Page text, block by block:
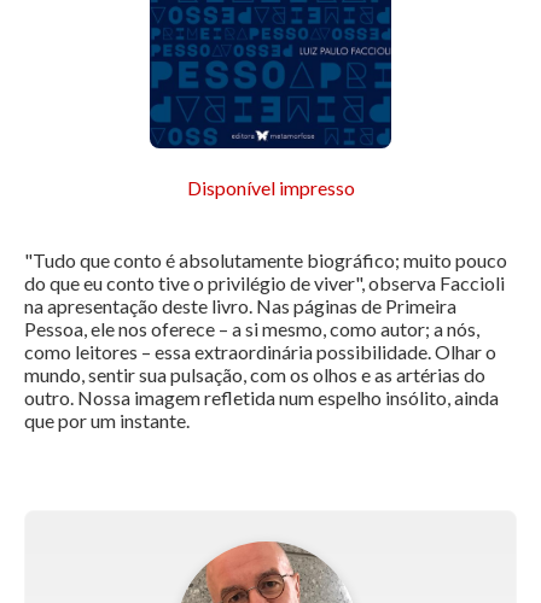
Disponível impresso
"Tudo que conto é absolutamente biográfico; muito pouco
do que eu conto tive o privilégio de viver", observa Faccioli
na apresentação deste livro. Nas páginas de Primeira
Pessoa, ele nos oferece – a si mesmo, como autor; a nós,
como leitores – essa extraordinária possibilidade. Olhar o
mundo, sentir sua pulsação, com os olhos e as artérias do
outro. Nossa imagem refletida num espelho insólito, ainda
que por um instante.